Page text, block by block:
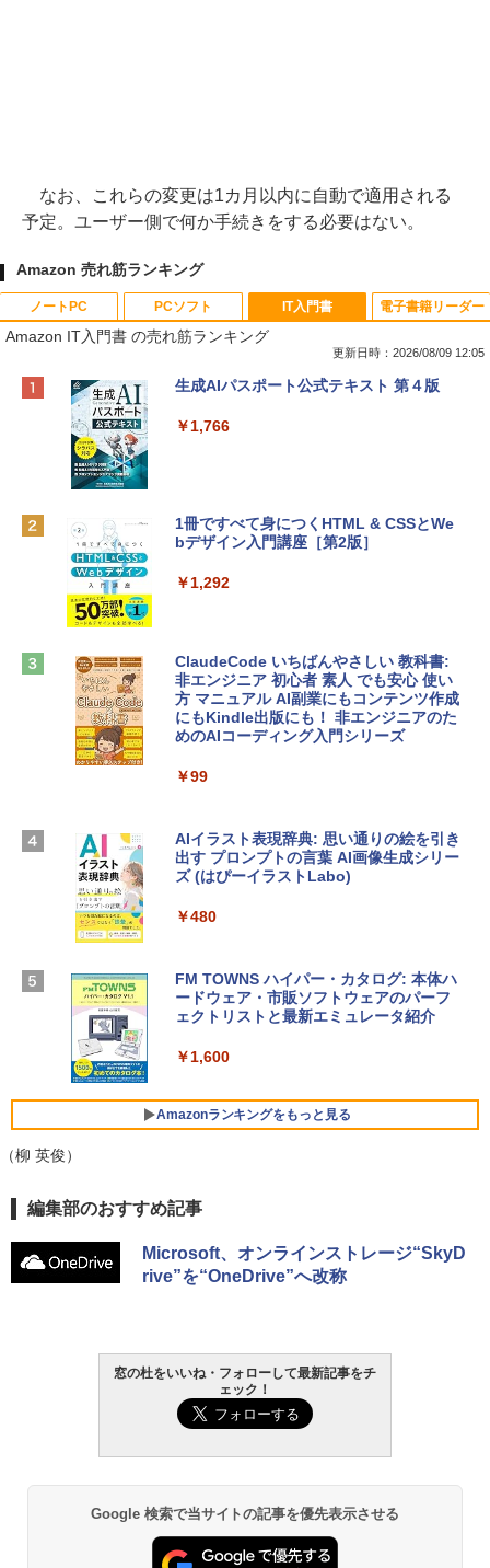
なお、これらの変更は1カ月以内に自動で適用される
予定。ユーザー側で何か手続きをする必要はない。
Amazon 売れ筋ランキング
ノートPC
Apple 2026 MacBook Neo A18 Proチッ
e Intelligenceのために設計、Liquid Ret
￥119,800
tomtoc 360°保護 15.6 16インチ パソコ
￥2,952
Apple 2026 MacBook Air M5チップ搭載
13インチノートブック：AIとApple Intell
スプレイ、16GBユニファイドメモリ、1
D - ミッドナイト
￥278,800
SSD インテル Core 5
￥129,800
Core i5/16GB/SSD 512GB/ホワイト) FM
VWK3E15W_AZ
PCソフト
Robloxギフトカード - 800 Robux 【限
インゲームコード】 ロブロックス | オン
Robloxギフトカード - 1000 Robux 【限
インゲームコード】 ロブロックス |オン
Robloxギフトカード - 2,000 Robux 【限
定バーチャルアイテムを含む】 【オンラ
インゲームコード】 ロブロックス | オン
Microsoft Office Home & Business 202
4(最新 永続版)|オンラインコード版|Wind
Windows版 | Minecraft (マインクラフ
ト): Java & Bedrock Edition | オンライ
IT入門書
Amazon IT入門書 の売れ筋ランキング
更新日時：2026/08/09 12:05
生成AIパスポート公式テキスト 第４版
￥1,766
1冊ですべて身につくHTML & CSSとWe
bデザイン入門講座［第2版］
￥1,292
ClaudeCode いちばんやさしい 教科書:
非エンジニア 初心者 素人 でも安心 使い
方 マニュアル AI副業にもコンテンツ作成
にもKindle出版にも！ 非エンジニアのた
めのAIコーディング入門シリーズ
￥99
AIイラスト表現辞典: 思い通りの絵を引き
出す プロンプトの言葉 AI画像生成シリー
ズ (はぴーイラストLabo)
￥480
FM TOWNS ハイパー・カタログ: 本体ハ
ードウェア・市販ソフトウェアのパーフ
ェクトリストと最新エミュレータ紹介
￥1,600
Amazonランキングをもっと見る
電子書籍リーダー
Amazon Kindle - 目に優しい、かさばら
続バッテリー、6インチディスプレイ電子
書籍リーダー、マッチャ、16GB、広告な
し
Kindle Paperwhite シグニチャーエディ
ション (32GB) 7インチディスプレイ、明
るさ自動調整、色調調節ライト、12週間
ブラック
Amazon Kindle Paperwhite (16GB) 7イ
（柳 英俊）
編集部のおすすめ記事
Microsoft、オンラインストレージ“SkyD
rive”を“OneDrive”へ改称
窓の杜をいいね・フォローして最新記事をチ
ェック！
Google 検索で当サイトの記事を優先表示させる